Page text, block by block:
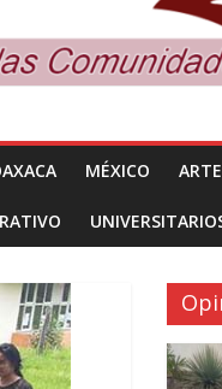
MÉXICO